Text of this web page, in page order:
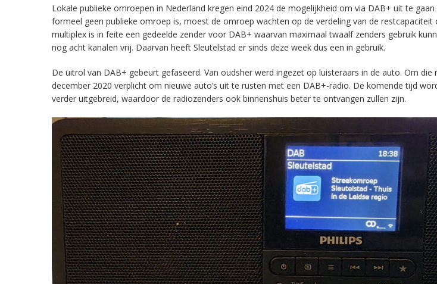
Lokale publieke omroepen in Nederland kregen eind 2024 de mogelijkheid om via DAB+ uit te
formeel geen publieke omroep is, moest de omroep wachten op de verdeling van de restcapaciteit
multiplex is in feite een gedeelde zender voor DAB+ waarvan maximaal twaalf zenders gebruik
nog acht kanalen vrij. Daarvan heeft Sleutelstad er sinds deze week dus een in gebruik.
De uitrol van DAB+ gebeurt gefaseerd. Van oudsher werd ingezet op luisteraars in de auto. Om die
december 2020 verplicht om nieuwe auto’s uit te rusten met een DAB+-radio. De komende tijd
verder uitgebreid, waardoor de radiozenders ook binnenshuis beter te ontvangen zullen zijn.